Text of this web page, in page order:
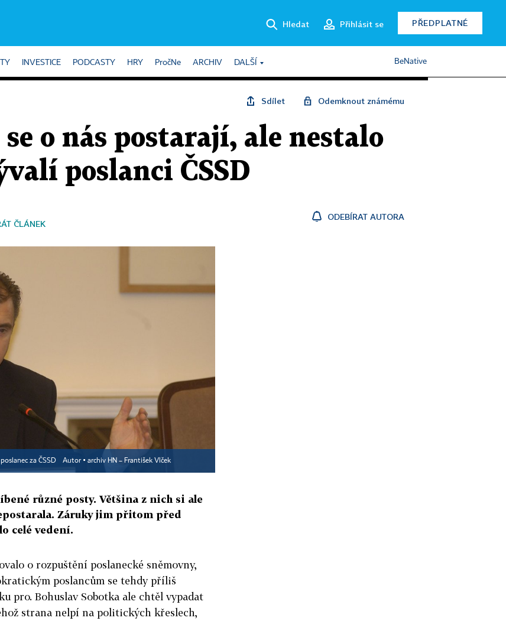
Hledat Přihlásit se PŘEDPLATNÉ
INVESTICE PODCASTY HRY PročNe ARCHIV DALŠÍ BeNative
Sdílet Odemknout známému
o nás postarají, ale nestalo
poslanci ČSSD
ČLÁNEK
ODEBÍRAT AUTORA
za ČSSD Autor ▪ archiv HN – František Vlček
různé posty. Většina z nich si ale
Záruky jim přitom před
celé vedení.
o rozpuštění poslanecké sněmovny,
poslancům se tehdy příliš
pro. Bohuslav Sobotka ale chtěl vypadat
strana nelpí na politických křeslech,